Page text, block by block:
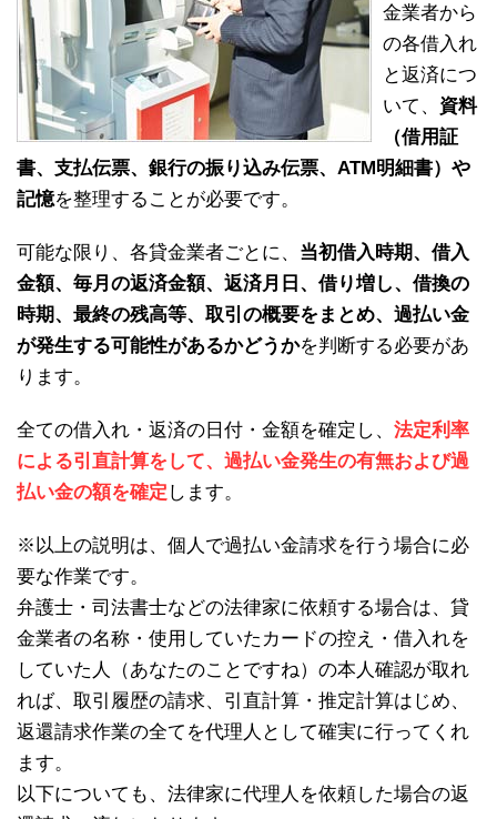
金業者から
の各借入れ
と返済につ
いて、 資料
（借用証
書、支払伝票、銀行の振り込み伝票、ATM明細書）や
記憶を整理することが必要です。
可能な限り、各貸金業者ごとに、 当初借入時期、借入
金額、毎月の返済金額、返済月日、借り増し、借換の
時期、最終の残高等、取引の概要をまとめ、過払い金
が発生する可能性があるかどうかを判断する必要があ
ります。
全ての借入れ・返済の日付・金額を確定し、 法定利率
による引直計算をして、過払い金発生の有無および過
払い金の額を確定 します。
※以上の説明は、個人で過払い金請求を行う場合に必
要な作業です。
弁護士・司法書士などの法律家に依頼する場合は、貸
金業者の名称・使用していたカードの控え・借入れを
していた人（あなたのことですね）の本人確認が取れ
れば、取引履歴の請求、引直計算・推定計算はじめ、
返還請求作業の全てを代理人として確実に行ってくれ
ます。
以下についても、法律家に代理人を依頼した場合の返